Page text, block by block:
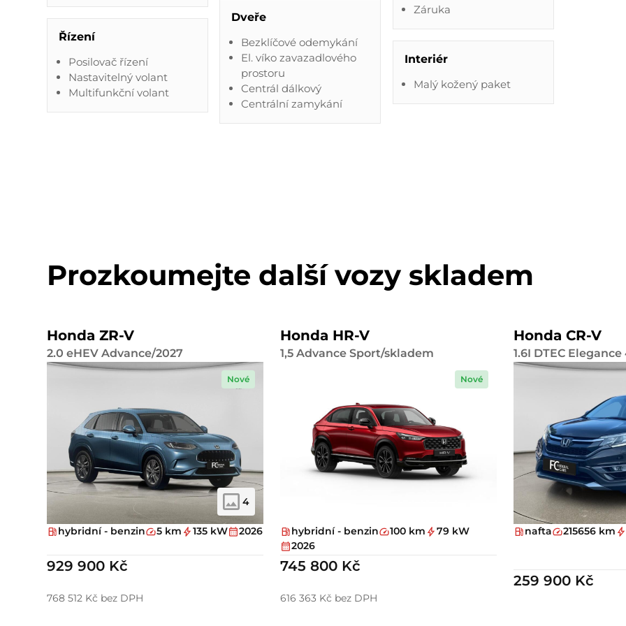
Řízení
Posilovač řízení
Nastavitelný volant
Multifunkční volant
Dveře
Bezklíčové odemykání
El. víko zavazadlového
prostoru
Centrál dálkový
Centrální zamykání
Záruka
Interiér
Malý kožený paket
Prozkoumejte další vozy skladem
Honda ZR-V
2.0 eHEV Advance/2027
4
Nové
hybridní - benzin 5 km 135 kW 2026
929 900 Kč
768 512 Kč bez DPH
Honda HR-V
1,5 Advance Sport/skladem
Nové
hybridní - benzin 100 km
79 kW
2026
745 800 Kč
616 363 Kč bez DPH
Honda CR-V
1.6I DTEC Elegance
nafta 215656 km
259 900 Kč